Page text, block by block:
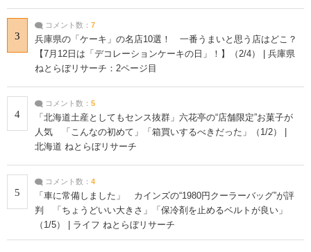
3
コメント数： 7
兵庫県の「ケーキ」の名店10選！ 一番うまいと思う店はどこ？
【7月12日は「デコレーションケーキの日」！】（2/4） | 兵庫県
ねとらぼリサーチ：2ページ目
4
コメント数： 5
「北海道土産としてもセンス抜群」六花亭の“店舗限定”お菓子が
人気 「こんなの初めて」「箱買いするべきだった」（1/2） |
北海道 ねとらぼリサーチ
5
コメント数： 4
「車に常備しました」 カインズの“1980円クーラーバッグ”が評
判 「ちょうどいい大きさ」「保冷剤を止めるベルトが良い」
（1/5） | ライフ ねとらぼリサーチ